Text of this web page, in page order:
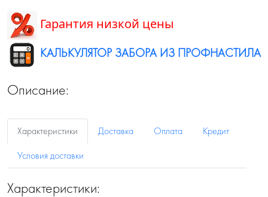
Гарантия низкой цены
КАЛЬКУЛЯТОР ЗАБОРА ИЗ ПРОФНАСТИЛА
Описание:
Характеристики Доставка Оплата
Кредит
Условия доставки
Характеристики: